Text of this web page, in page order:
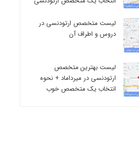
لیست متخصص ارتودنسی در
دروس و اطراف آن
لیست بهترین متخصص
ارتودنسی در میرداماد + نحوه
انتخاب یک متخصص خوب